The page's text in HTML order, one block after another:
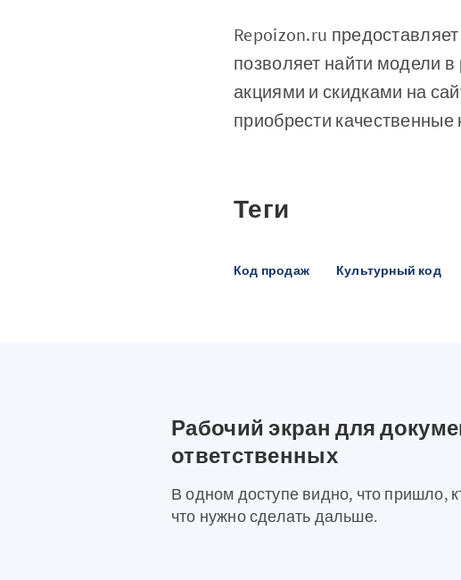
Repoizon.ru
позволяет найти модели в
акциями и скидками на
приобрести
Теги
Код продаж Культурный код
Рабочий экран для
ответственных
В одном доступе видно, что пришло,
что нужно сделать дальше.